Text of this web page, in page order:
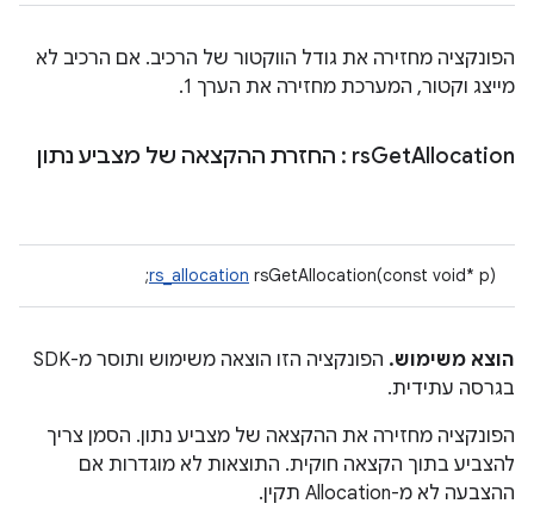
הפונקציה מחזירה את גודל הווקטור של הרכיב. אם הרכיב לא
מייצג וקטור, המערכת מחזירה את הערך 1.
rsGetAllocation : החזרת ההקצאה של מצביע נתון
rs_allocation rsGetAllocation(const void* p);
הוצא משימוש.
הפונקציה הזו הוצאה משימוש ותוסר מ-SDK
בגרסה עתידית.
הפונקציה מחזירה את ההקצאה של מצביע נתון. הסמן צריך
להצביע בתוך הקצאה חוקית. התוצאות לא מוגדרות אם
ההצבעה לא מ-Allocation תקין.